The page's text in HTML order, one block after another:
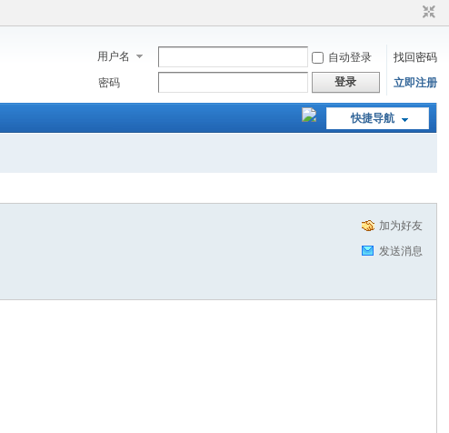
用户名 自动登录
找回密码
密码
登录 立即注册
快捷导航
加为好友
发送消息